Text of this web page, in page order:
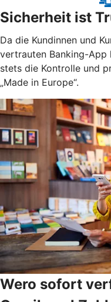
Sicherheit ist
Da die Kundinnen und
vertrauten Banking-App
stets die Kontrolle und
„Made in Europe“.
Wero sofort